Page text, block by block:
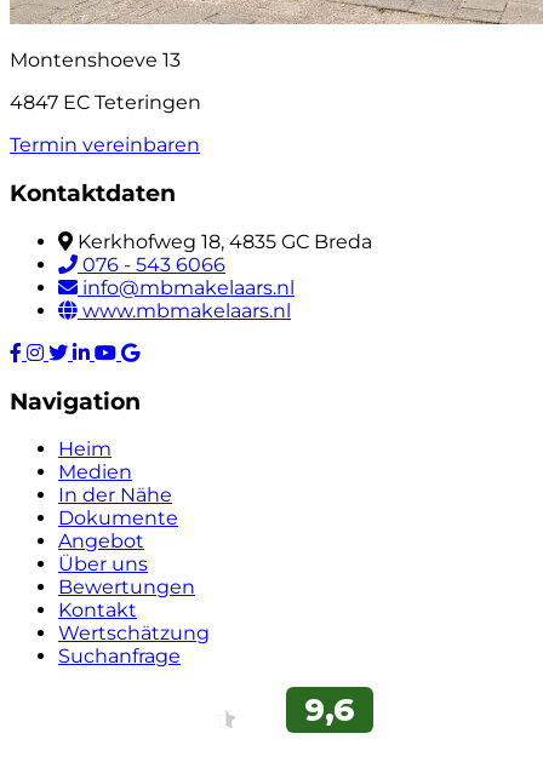
Montenshoeve 13
4847 EC Teteringen
Termin vereinbaren
Kontaktdaten
Kerkhofweg 18, 4835 GC Breda
076 - 543 6066
info@mbmakelaars.nl
www.mbmakelaars.nl
Navigation
Heim
Medien
In der Nähe
Dokumente
Angebot
Über uns
Bewertungen
Kontakt
Wertschätzung
Suchanfrage